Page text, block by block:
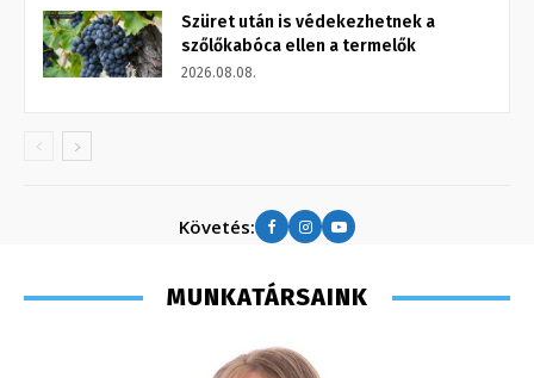
Szüret után is védekezhetnek a
szőlőkabóca ellen a termelők
2026.08.08.
Követés:
MUNKATÁRSAINK